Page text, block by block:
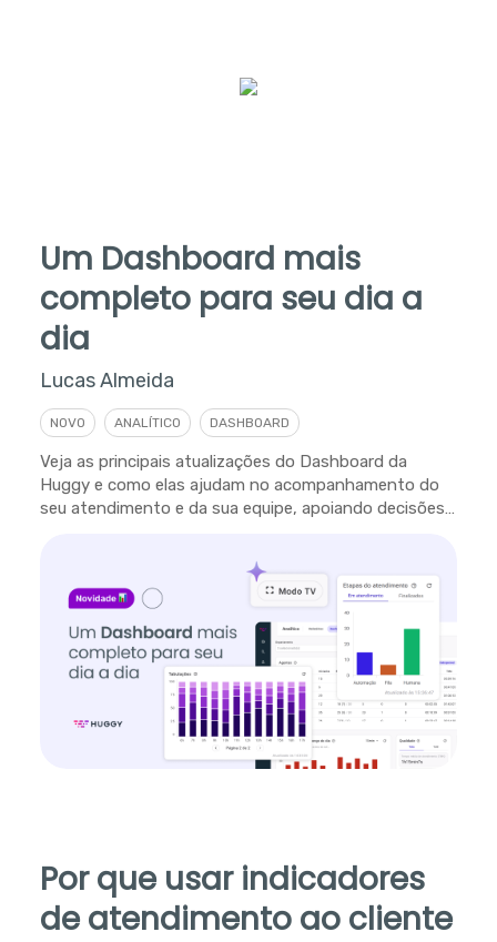
Um Dashboard mais
completo para seu dia a
dia
Lucas Almeida
NOVO ANALÍTICO DASHBOARD
Veja as principais atualizações do Dashboard da
Huggy e como elas ajudam no acompanhamento do
seu atendimento e da sua equipe, apoiando decisões
Por que usar indicadores
de atendimento ao cliente